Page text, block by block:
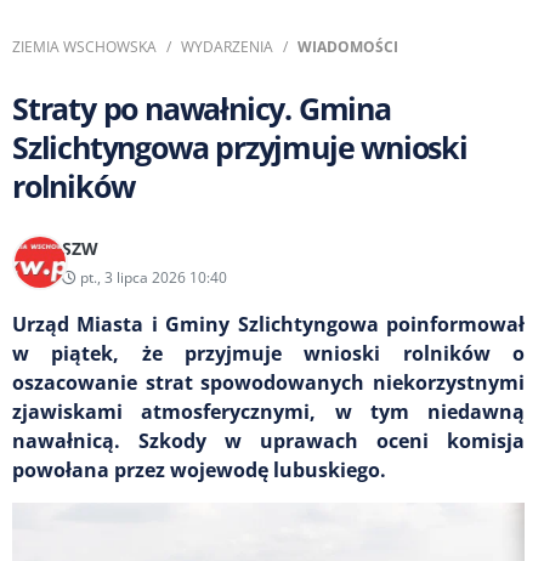
ZIEMIA WSCHOWSKA WYDARZENIA WIADOMOŚCI
Straty po nawałnicy. Gmina
Szlichtyngowa przyjmuje wnioski
rolników
SZW
pt., 3 lipca 2026 10:40
Urząd Miasta i Gminy Szlichtyngowa poinformował
w piątek, że przyjmuje wnioski rolników o
oszacowanie strat spowodowanych niekorzystnymi
zjawiskami atmosferycznymi, w tym niedawną
nawałnicą. Szkody w uprawach oceni komisja
powołana przez wojewodę lubuskiego.